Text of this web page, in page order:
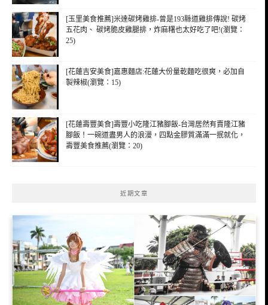
[玉里美食推薦]米達碳烤雞排-曾是193縣道雞排傳說! 碳烤
五花肉、 碳烤脆皮雞腿排，炸麻糬也太好吃了吧!(瀏覽：
25)
[花蓮吉安美食]嘉惠麵店:花蓮大份量乾麵吃很爽，必加自
製辣椒(瀏覽：15)
[花蓮壽豐美食]壽豐小吃隆江豬腳飯-台灣居然有賣隆江豬
腳飯！一碗道盡男人的浪漫，四點金膠質滿滿一抿就化，
壽豐美食推薦(瀏覽：20)
近期文章